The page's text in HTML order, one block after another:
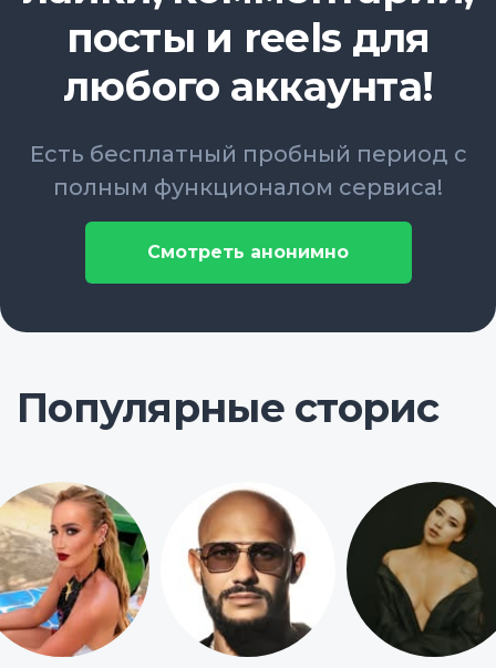
посты и reels для
любого аккаунта!
Есть бесплатный пробный период с
полным функционалом сервиса!
Смотреть анонимно
Популярные сторис